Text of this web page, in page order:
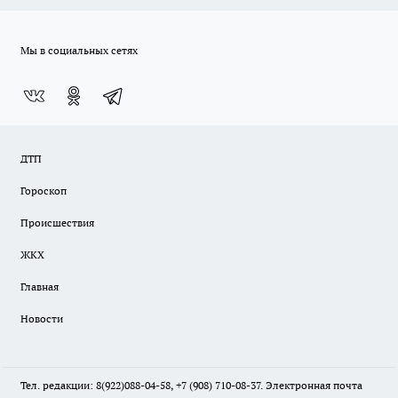
Мы в социальных сетях
ДТП
Гороскоп
Происшествия
ЖКХ
Главная
Новости
Тел. редакции: 8(922)088-04-58, +7 (908) 710-08-37. Электронная почта